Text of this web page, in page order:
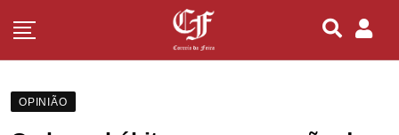
OPINIÃO